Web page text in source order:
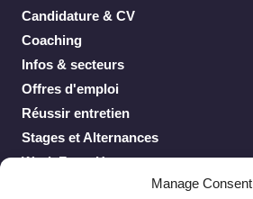
Manage Consent
Candidature & CV
Coaching
Infos & secteurs
Offres d'emploi
Réussir entretien
Stages et Alternances
Work From Home